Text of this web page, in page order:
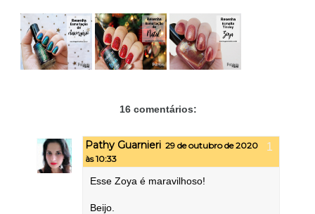
16 comentários:
Pathy Guarnieri 29 de outubro de 2020
às 10:33
Esse Zoya é maravilhoso!
Beijo.